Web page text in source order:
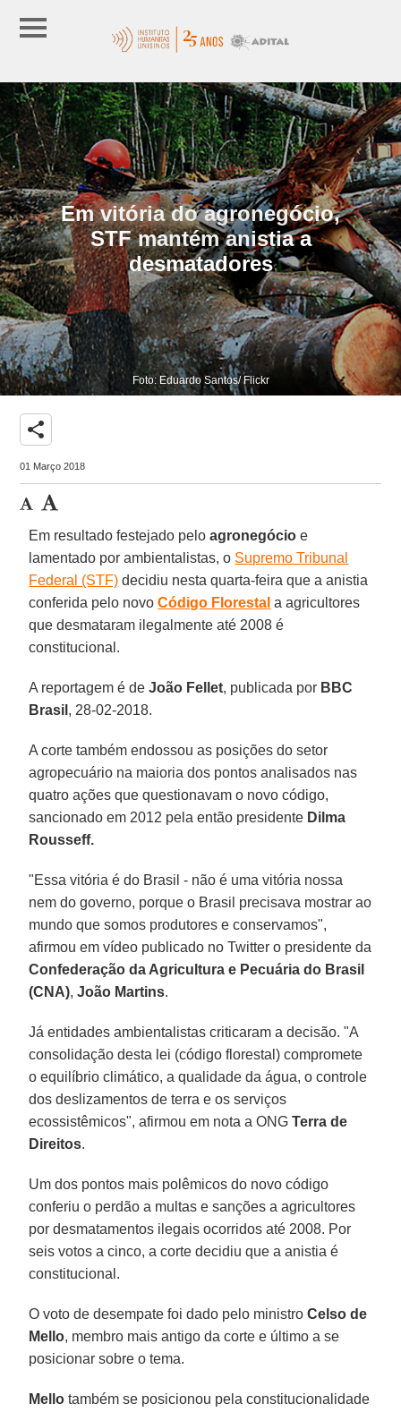
Em vitória do agronegócio,
STF mantém anistia a
desmatadores
Foto: Eduardo Santos/ Flickr
share
01 Março 2018
Em resultado festejado peloagronegócio e
lamentado por ambientalistas, o Supremo Tribunal
Federal (STF) decidiu nesta quarta-feira que a anistia
conferida pelo novoCódigo Florestal a agricultores
que desmataram ilegalmente até 2008 é
constitucional.
A reportagem é deJoão Fellet, publicada por BBC
Brasil , 28-02-2018.
A corte também endossou as posições do setor
agropecuário na maioria dos pontos analisados nas
quatro ações que questionavam o novo código,
sancionado em 2012 pela então presidente Dilma
Rousseff.
"Essa vitória é do Brasil - não é uma vitória nossa
nem do governo, porque o Brasil precisava mostrar ao
mundo que somos produtores e conservamos",
afirmou em vídeo publicado no Twitter o presidente da
Confederação da Agricultura e Pecuária do Brasil
(CNA), João Martins.
Já entidades ambientalistas criticaram a decisão. "A
consolidação desta lei (código florestal) compromete
o equilíbrio climático, a qualidade da água, o controle
dos deslizamentos de terra e os serviços
ecossistêmicos", afirmou em nota a ONGTerra de
Direitos.
Um dos pontos mais polêmicos do novo código
conferiu o perdão a multas e sanções a agricultores
por desmatamentos ilegais ocorridos até 2008. Por
seis votos a cinco, a corte decidiu que a anistia é
constitucional.
O voto de desempate foi dado pelo ministroCelso de
Mello, membro mais antigo da corte e último a se
posicionar sobre o tema.
Mello também se posicionou pela constitucionalidade